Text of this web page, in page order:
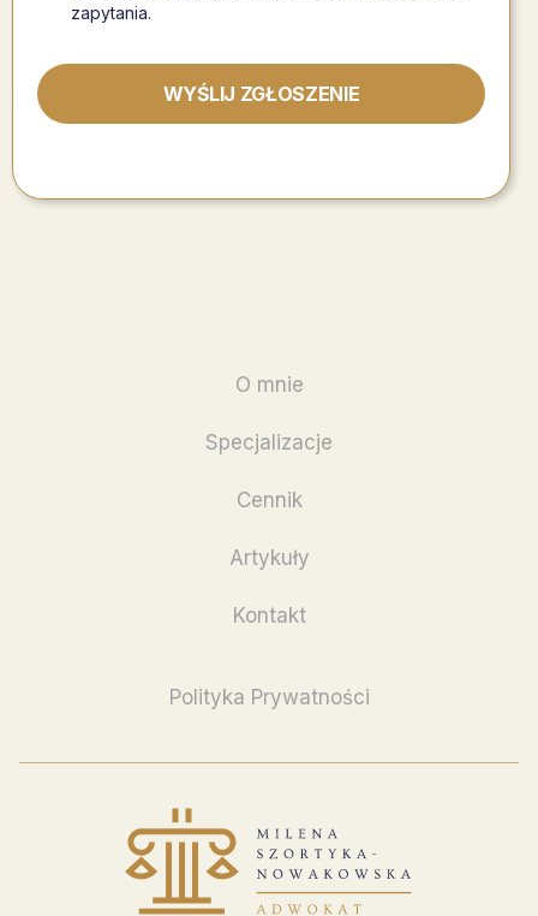
zapytania.
O mnie
Specjalizacje
Cennik
Artykuły
Kontakt
Polityka Prywatności